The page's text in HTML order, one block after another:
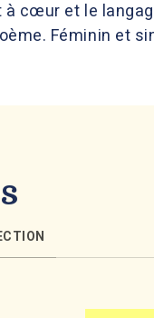
cœur et le
Féminin et